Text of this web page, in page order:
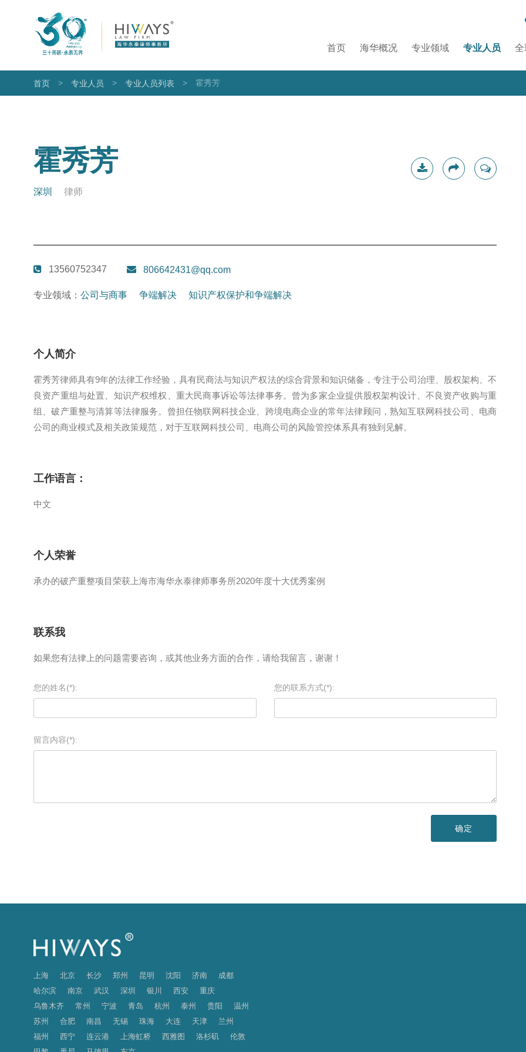
首页 海华概况 专业领域 专业人员 全
首页 > 专业人员 > 专业人员列表 > 霍秀芳
霍秀芳
深圳 律师
13560752347 806642431@qq.com
专业领域： 公司与商事 争端解决 知识产权保护和争端解决
个人简介
霍秀芳律师具有9年的法律工作经验，具有民商法与知识产权法的综合背景和知识储备，专注于公司治理、股权架构、不
良资产重组与处置、知识产权维权、重大民商事诉讼等法律事务。曾为多家企业提供股权架构设计、不良资产收购与重
组、破产重整与清算等法律服务。曾担任物联网科技企业、跨境电商企业的常年法律顾问，熟知互联网科技公司、电商
公司的商业模式及相关政策规范，对于互联网科技公司、电商公司的风险管控体系具有独到见解。
工作语言：
中文
个人荣誉
承办的破产重整项目荣获上海市海华永泰律师事务所2020年度十大优秀案例
联系我
如果您有法律上的问题需要咨询，或其他业务方面的合作，请给我留言，谢谢！
您的姓名(*): 您的联系方式(*):
留言内容(*):
上海 北京 长沙 郑州 昆明 沈阳 济南
成都
哈尔滨
南京 武汉 深圳 银川 西安
重庆
乌鲁木齐
常州 宁波 青岛 杭州 泰州 贵阳
温州
苏州
合肥 南昌 无锡 珠海 大连 天津
兰州
福州
西宁 连云港 上海虹桥 西雅图 洛杉矶
伦敦